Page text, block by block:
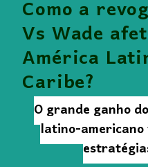
Como a
Vs Wade
América
Caribe?
O grande ganho
latino-